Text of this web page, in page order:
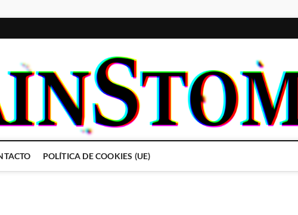
POLÍTICA DE COOKIES (UE)